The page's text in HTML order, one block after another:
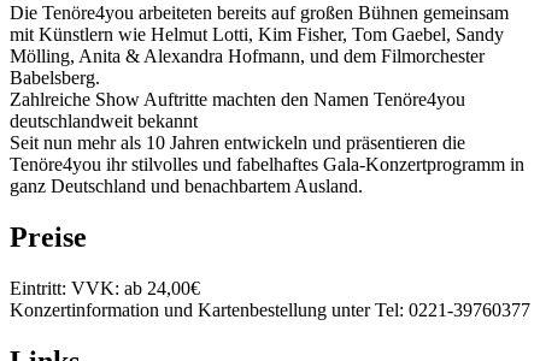
Die Tenöre4you arbeiteten bereits auf großen Bühnen gemeinsam
mit Künstlern wie Helmut Lotti, Kim Fisher, Tom Gaebel, Sandy
Mölling, Anita & Alexandra Hofmann, und dem Filmorchester
Babelsberg.
Zahlreiche Show Auftritte machten den Namen Tenöre4you
deutschlandweit bekannt
Seit nun mehr als 10 Jahren entwickeln und präsentieren die
Tenöre4you ihr stilvolles und fabelhaftes Gala-Konzertprogramm in
ganz Deutschland und benachbartem Ausland.
Preise
Eintritt: VVK: ab 24,00€
Konzertinformation und Kartenbestellung unter Tel: 0221-39760377